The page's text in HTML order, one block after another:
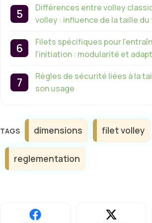
Différences entre volley
volley : influence de la taille
Filets spécifiques pour
l’initiation : modularité et
Règles de sécurité liées à la
son usage
Étiquettes
dimensions filet volley
reglementation